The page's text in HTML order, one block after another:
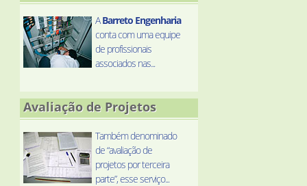
ABarreto Engenharia
conta com uma equipe
de profissionais
associados nas...
Avaliação de Projetos
Também denominado
de “avaliação de
projetos por terceira
parte”, esse serviço...